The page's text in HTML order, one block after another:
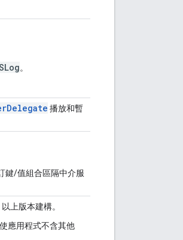
。
播放和暫
鍵/值組合區隔中介服
上版本建構。
應用程式不含其他